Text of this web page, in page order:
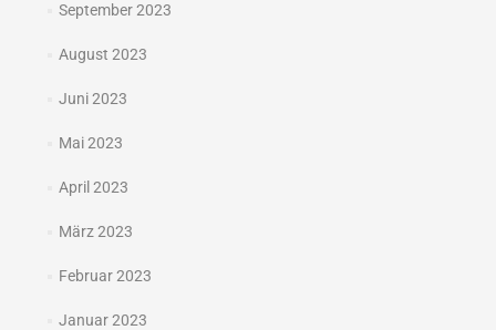
September 2023
August 2023
Juni 2023
Mai 2023
April 2023
März 2023
Februar 2023
Januar 2023